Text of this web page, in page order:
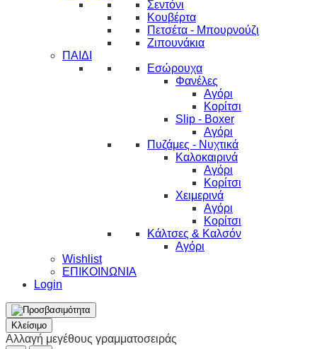
Σεντόνι
Κουβέρτα
Πετσέτα - Μπουρνούζι
Ζιπουνάκια
ΠΑΙΔΙ
Εσώρουχα
Φανέλες
Αγόρι
Κορίτσι
Slip - Boxer
Αγόρι
Πυζάμες - Νυχτικά
Καλοκαιρινά
Αγόρι
Κορίτσι
Χειμερινά
Αγόρι
Κορίτσι
Κάλτσες & Καλσόν
Αγόρι
Wishlist
ΕΠΙΚΟΙΝΩΝΙΑ
Login
Κλείσιμο
Αλλαγή μεγέθους γραμματοσειράς